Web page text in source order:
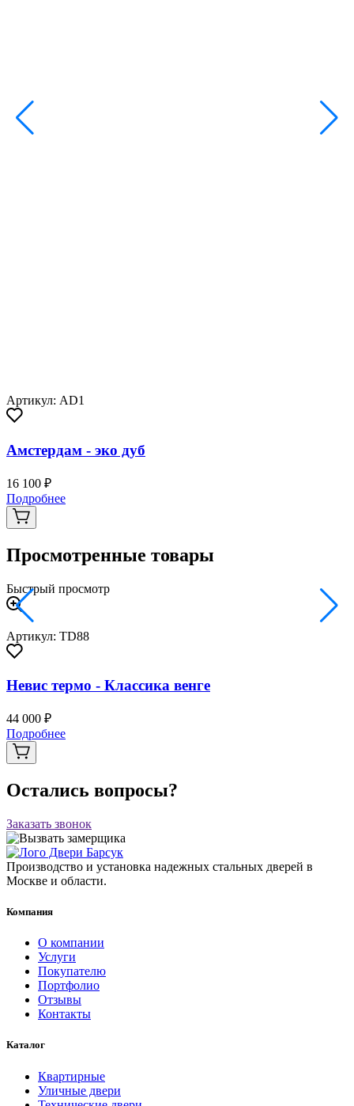
Артикул: AD1
Амстердам - эко дуб
16 100 ₽
Подробнее
Просмотренные товары
Быстрый просмотр
Артикул: TD88
Невис термо - Классика венге
44 000 ₽
Подробнее
Остались вопросы?
Заказать звонок
Производство и установка надежных стальных дверей в
Москве и области.
Компания
О компании
Услуги
Покупателю
Портфолио
Отзывы
Контакты
Каталог
Квартирные
Уличные двери